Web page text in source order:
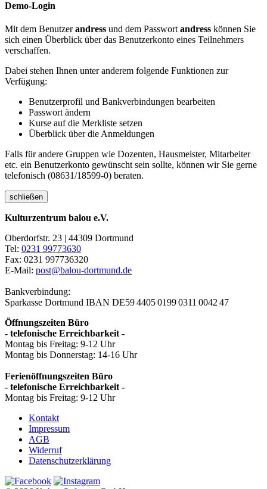
Demo-Login
Mit dem Benutzerandress und dem Passwort andress können Sie
sich einen Überblick über das Benutzerkonto eines Teilnehmers
verschaffen.
Dabei stehen Ihnen unter anderem folgende Funktionen zur
Verfügung:
Benutzerprofil und Bankverbindungen bearbeiten
Passwort ändern
Kurse auf die Merkliste setzen
Überblick über die Anmeldungen
Falls für andere Gruppen wie Dozenten, Hausmeister, Mitarbeiter
etc. ein Benutzerkonto gewünscht sein sollte, können wir Sie gerne
telefonisch (08631/18599-0) beraten.
schließen
Kulturzentrum balou e.V.
Oberdorfstr. 23 | 44309 Dortmund
Tel: 0231 99773630
Fax: 0231 997736320
E-Mail: post@balou-dortmund.de
Bankverbindung:
Sparkasse Dortmund IBAN DE59 4405 0199 0311 0042 47
Öffnungszeiten Büro
- telefonische Erreichbarkeit -
Montag bis Freitag: 9-12 Uhr
Montag bis Donnerstag: 14-16 Uhr
Ferienöffnungszeiten Büro
- telefonische Erreichbarkeit -
Montag bis Freitag: 9-12 Uhr
Kontakt
Impressum
AGB
Widerruf
Datenschutzerklärung